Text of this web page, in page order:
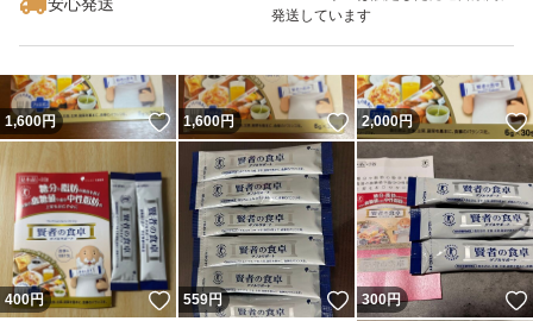
安心発送
発送しています
1,600円 いいね！
1,600円 いいね！
2,000円
400円 いいね！
559円 いいね！
300円